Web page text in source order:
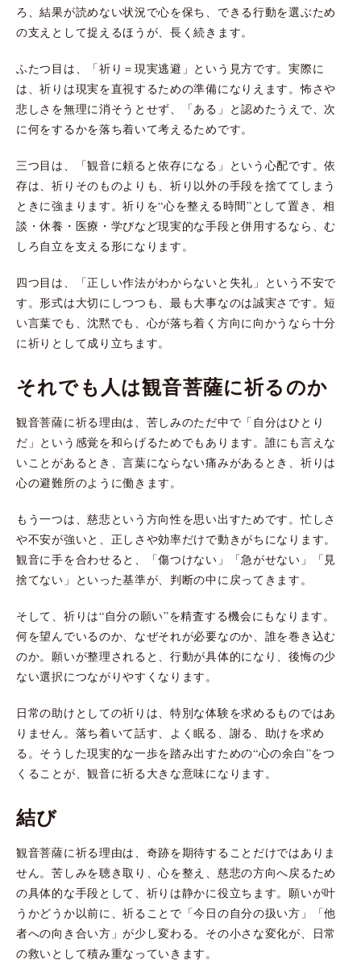
ろ、結果が読めない状況で心を保ち、できる行動を選ぶため
の支えとして捉えるほうが、長く続きます。
ふたつ目は、「祈り＝現実逃避」という見方です。実際に
は、祈りは現実を直視するための準備になりえます。怖さや
悲しさを無理に消そうとせず、「ある」と認めたうえで、次
に何をするかを落ち着いて考えるためです。
三つ目は、「観音に頼ると依存になる」という心配です。依
存は、祈りそのものよりも、祈り以外の手段を捨ててしまう
ときに強まります。祈りを“心を整える時間”として置き、相
談・休養・医療・学びなど現実的な手段と併用するなら、む
しろ自立を支える形になります。
四つ目は、「正しい作法がわからないと失礼」という不安で
す。形式は大切にしつつも、最も大事なのは誠実さです。短
い言葉でも、沈黙でも、心が落ち着く方向に向かうなら十分
に祈りとして成り立ちます。
それでも人は観音菩薩に祈るのか
観音菩薩に祈る理由は、苦しみのただ中で「自分はひとり
だ」という感覚を和らげるためでもあります。誰にも言えな
いことがあるとき、言葉にならない痛みがあるとき、祈りは
心の避難所のように働きます。
もう一つは、慈悲という方向性を思い出すためです。忙しさ
や不安が強いと、正しさや効率だけで動きがちになります。
観音に手を合わせると、「傷つけない」「急がせない」「見
捨てない」といった基準が、判断の中に戻ってきます。
そして、祈りは“自分の願い”を精査する機会にもなります。
何を望んでいるのか、なぜそれが必要なのか、誰を巻き込む
のか。願いが整理されると、行動が具体的になり、後悔の少
ない選択につながりやすくなります。
日常の助けとしての祈りは、特別な体験を求めるものではあ
りません。落ち着いて話す、よく眠る、謝る、助けを求め
る。そうした現実的な一歩を踏み出すための“心の余白”をつ
くることが、観音に祈る大きな意味になります。
結び
観音菩薩に祈る理由は、奇跡を期待することだけではありま
せん。苦しみを聴き取り、心を整え、慈悲の方向へ戻るため
の具体的な手段として、祈りは静かに役立ちます。願いが叶
うかどうか以前に、祈ることで「今日の自分の扱い方」「他
者への向き合い方」が少し変わる。その小さな変化が、日常
の救いとして積み重なっていきます。